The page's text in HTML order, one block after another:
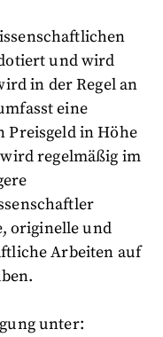
und wird
in der Regel an
eine
Preisgeld in Höhe
regelmäßig im
originelle und
Arbeiten auf
unter: